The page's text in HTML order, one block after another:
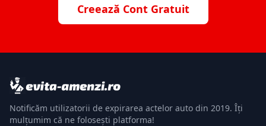
Creează Cont Gratuit
Notificăm utilizatorii de expirarea actelor auto din 2019. Îți
mulțumim că ne folosești platforma!